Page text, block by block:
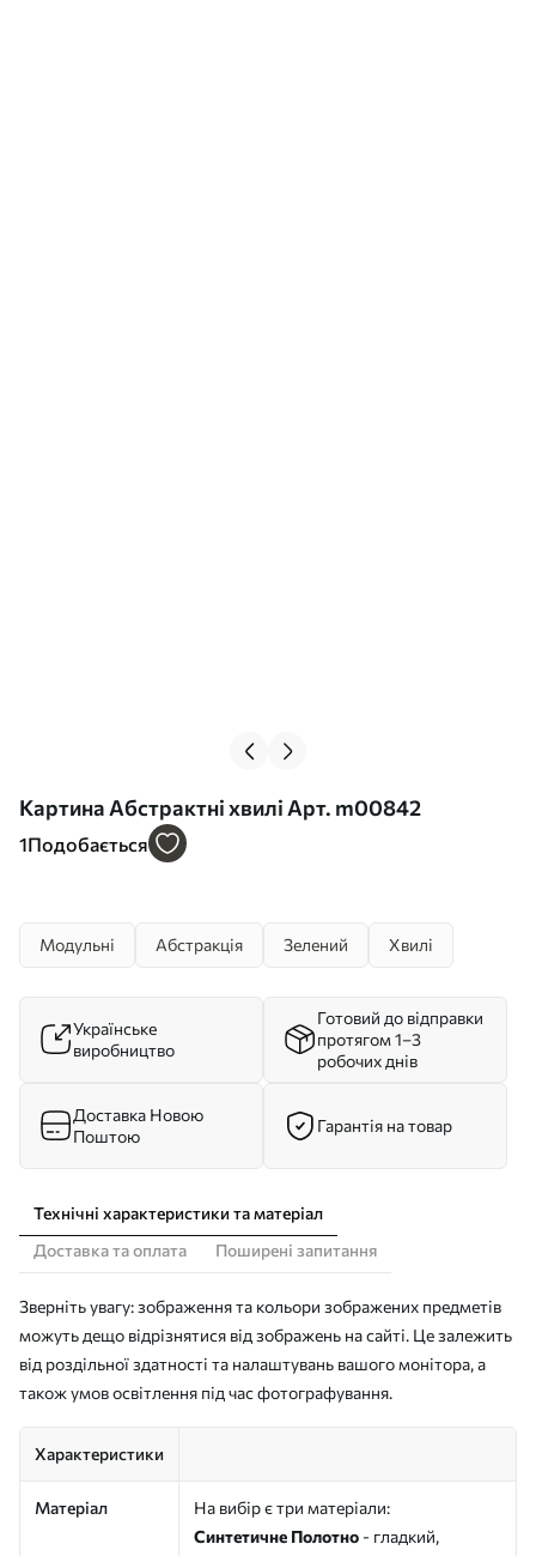
Картина Абстрактні хвилі Арт. m00842
1Подобається
Модульні Абстракція Зелений Хвилі
Українське
виробництво
Готовий до відправки
протягом 1–3
робочих днів
Доставка Новою
Поштою
Гарантія на товар
Технічні характеристики та матеріал
Доставка та оплата
Поширені запитання
Зверніть увагу: зображення та кольори зображених предметів
можуть дещо відрізнятися від зображень на сайті. Це залежить
від роздільної здатності та налаштувань вашого монітора, а
також умов освітлення під час фотографування.
Характеристики
Матеріал
На вибір є три матеріали:
Синтетичне Полотно - гладкий,